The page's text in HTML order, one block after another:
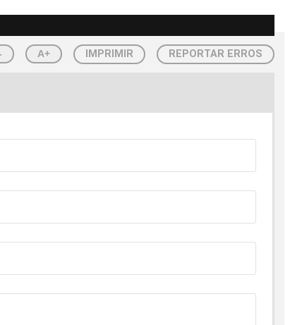
A+ IMPRIMIR REPORTAR ERROS